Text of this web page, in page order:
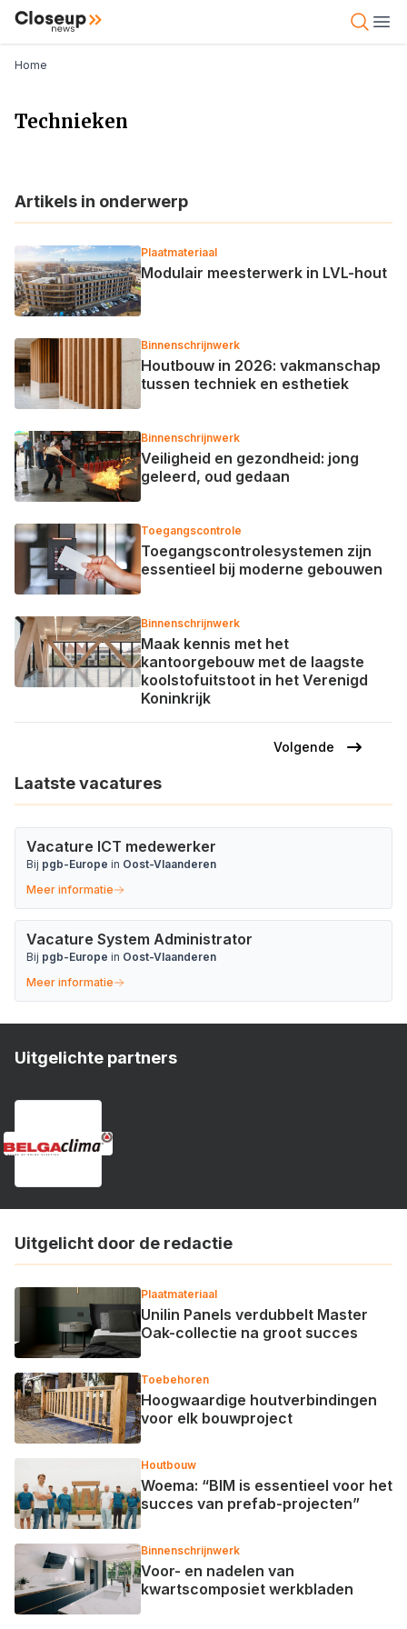
Overslaan
gaan
Close Up News
Open
Kruimelpad
Home
Technieken
Artikels in onderwerp
Plaatmateriaal
Modulair meesterwerk in LVL-hout
Binnenschrijnwerk
Houtbouw in 2026: vakmanschap
tussen techniek en esthetiek
Binnenschrijnwerk
Veiligheid en gezondheid: jong
geleerd, oud gedaan
Toegangscontrole
Toegangscontrolesystemen zijn
essentieel bij moderne gebouwen
Binnenschrijnwerk
Maak kennis met het
kantoorgebouw met de laagste
koolstofuitstoot in het Verenigd
Koninkrijk
Volgende
Volgende
Laatste vacatures
Vacature ICT medewerker
Bij pgb-Europe in Oost-Vlaanderen
Meer informatie
Vacature System Administrator
Bij pgb-Europe in Oost-Vlaanderen
Meer informatie
Uitgelichte partners
Uitgelicht door de redactie
Plaatmateriaal
Unilin Panels verdubbelt Master
Oak-collectie na groot succes
Toebehoren
Hoogwaardige houtverbindingen
voor elk bouwproject
Houtbouw
Woema: “BIM is essentieel voor het
succes van prefab-projecten”
Binnenschrijnwerk
Voor- en nadelen van
kwartscomposiet werkbladen